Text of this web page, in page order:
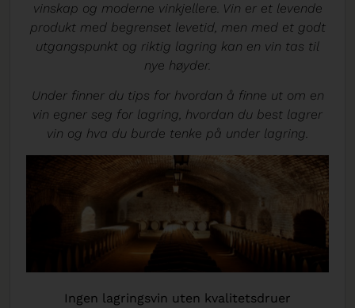
vinskap og moderne vinkjellere. Vin er et levende
produkt med begrenset levetid, men med et godt
utgangspunkt og riktig lagring kan en vin tas til
nye høyder.
Under finner du tips for hvordan å finne ut om en
vin egner seg for lagring, hvordan du best lagrer
vin og hva du burde tenke på under lagring.
Ingen lagringsvin uten kvalitetsdruer